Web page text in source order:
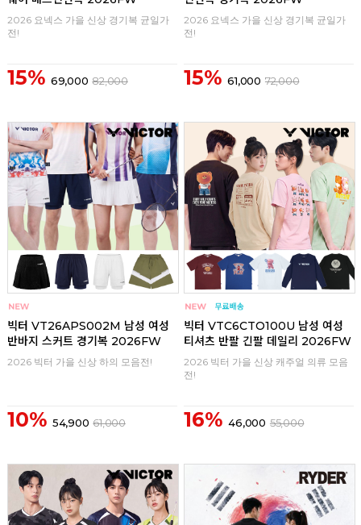
2026 요넥스 가을 신상 경기복 균일가
전!
15% 69,000 82,000
2026 요넥스 가을 신상 경기복 균일가
전!
15% 61,000 72,000
빅터 VT26APS002M 남성 여성
반바지 스커트 경기복 2026FW
2026 빅터 가을 신상 하의 모음전!
10% 54,900 61,000
빅터 VTC6CTO100U 남성 여성
티셔츠 반팔 긴팔 데일리 2026FW
2026 빅터 가을 신상 캐주얼 의류 모음
전!
16% 46,000 55,000